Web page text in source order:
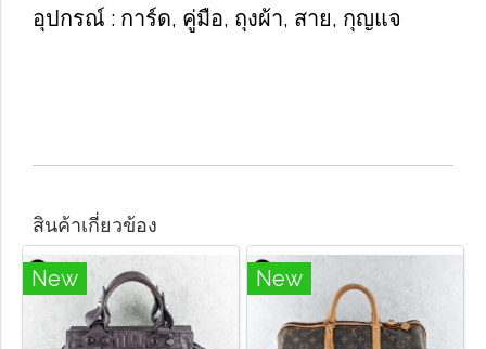
อุปกรณ์​ : การ์ด, คู่มือ, ถุง​ผ้า, สาย, กุญแจ
สินค้าเกี่ยวข้อง
New New